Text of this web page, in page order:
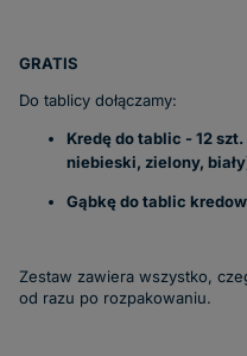
GRATIS
Do tablicy dołączamy:
Kredę do tablic - 12
niebieski, zielony,
Gąbkę do tablic
Zestaw zawiera wszystko,
od razu po rozpakowaniu.